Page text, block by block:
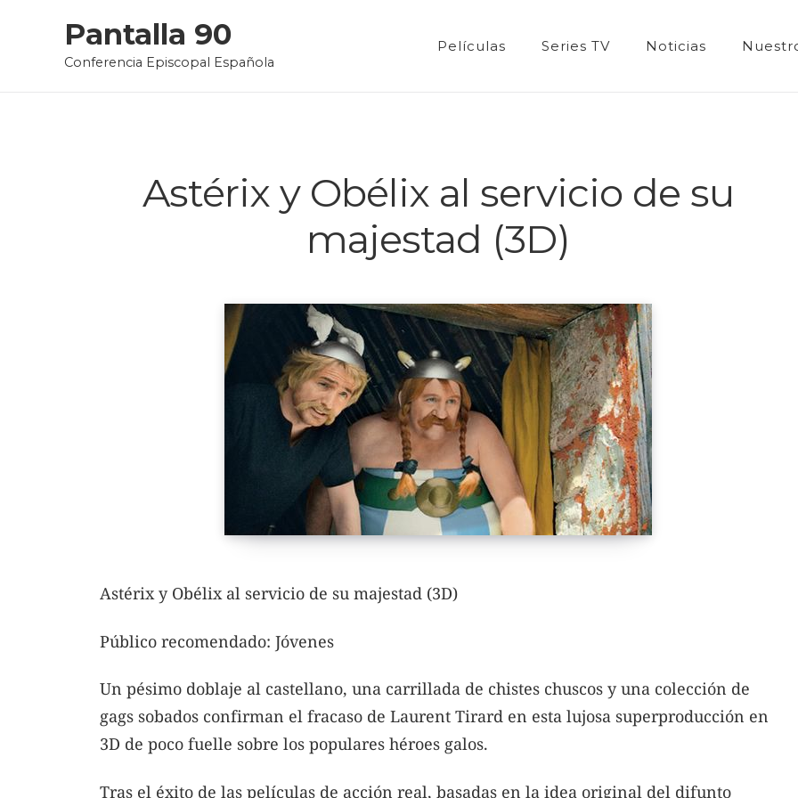
Pantalla 90
Conferencia Episcopal Española
Películas Series TV Noticias
Astérix y Obélix al servicio de su
majestad (3D)
Astérix y Obélix al servicio de su majestad (3D)
Público recomendado: Jóvenes
Un pésimo doblaje al castellano, una carrillada de chistes chuscos y una colección de
gags sobados confirman el fracaso de Laurent Tirard en esta lujosa superproducción en
3D de poco fuelle sobre los populares héroes galos.
Tras el éxito de las películas de acción real, basadas en la idea original del difunto